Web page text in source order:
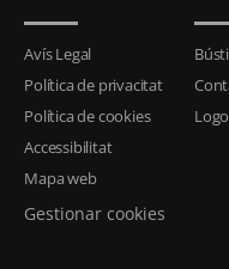
Avís Legal
Política de privacitat
Política de cookies
Accessibilitat
Mapa web
Gestionar cookies